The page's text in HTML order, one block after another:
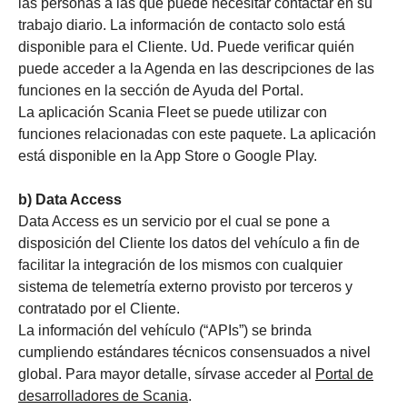
las personas a las que puede necesitar contactar en su
trabajo diario. La información de contacto solo está
disponible para el Cliente. Ud. Puede verificar quién
puede acceder a la Agenda en las descripciones de las
funciones en la sección de Ayuda del Portal.
La aplicación Scania Fleet se puede utilizar con
funciones relacionadas con este paquete. La aplicación
está disponible en la App Store o Google Play.
b) Data Access
Data Access es un servicio por el cual se pone a
disposición del Cliente los datos del vehículo a fin de
facilitar la integración de los mismos con cualquier
sistema de telemetría externo provisto por terceros y
contratado por el Cliente.
La información del vehículo (“APIs”) se brinda
cumpliendo estándares técnicos consensuados a nivel
global. Para mayor detalle, sírvase acceder al
Portal de
desarrolladores de Scania.